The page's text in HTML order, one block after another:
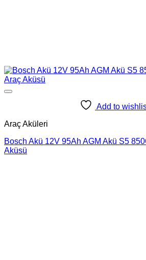
Add to
Araç Aküleri
Bosch Akü 12V 95Ah AGM Akü S5
Aküsü